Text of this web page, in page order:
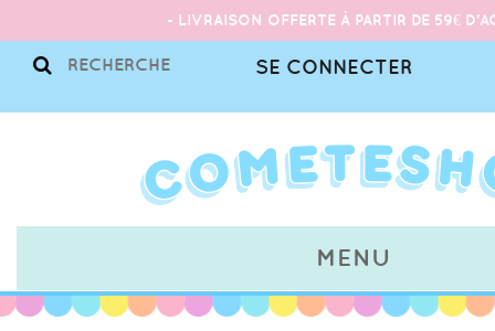
- LIVRAISON OFFERTE À PARTIR DE 59€
SE CONNECTER
MENU